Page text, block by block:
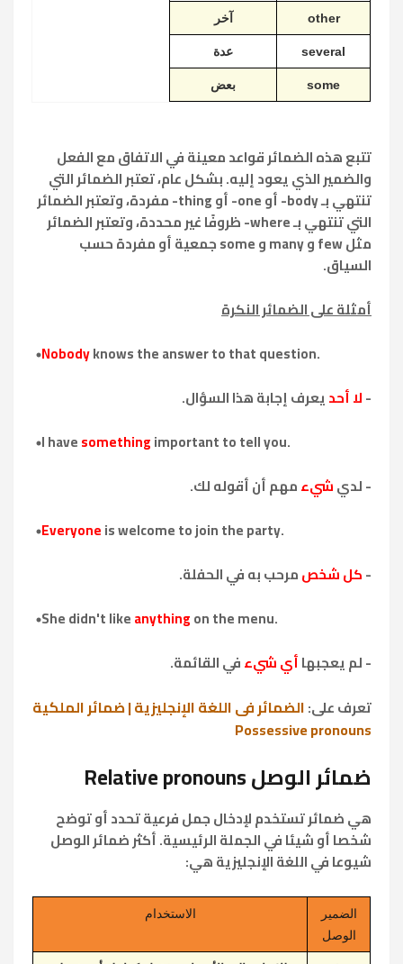
other آخر
several عدة
some بعض
تتبع هذه الضمائر قواعد معينة في الاتفاق مع الفعل
والضمير الذي يعود إليه. بشكل عام، تعتبر الضمائر التي
تنتهي بـ body- أو one- أو thing- مفردة، وتعتبر الضمائر
التي تنتهي بـ where- ظروفًا غير محددة، وتعتبر الضمائر
مثل few و many و some جمعية أو مفردة حسب
السياق.
أمثلة على الضمائر النكرة
Nobodyknows the answer to that question.
-لا أحديعرف إجابة هذا السؤال.
I havesomethingimportant to tell you.
- لديشيءمهم أن أقوله لك.
Everyoneis welcome to join the party.
-كل شخصمرحب به في الحفلة.
She didn't likeanythingon the menu.
- لم يعجبهاأي شيءفي القائمة.
تعرف على:الضمائر في اللغة الإنجليزية | ضمائر الملكية
Possessive pronouns
ضمائر الوصل Relative pronouns
هي ضمائر تستخدم لإدخال جمل فرعية تحدد أو توضح
شخصا أو شيئا في الجملة الرئيسية. أكثر ضمائر الوصل
شيوعا في اللغة الإنجليزية هي:
الضمير
الوصل
الاستخدام